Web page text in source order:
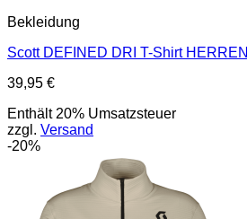
Bekleidung
Scott DEFINED DRI T-Shirt HERREN
39,95 €
Enthält 20% Umsatzsteuer
zzgl. Versand
-20%